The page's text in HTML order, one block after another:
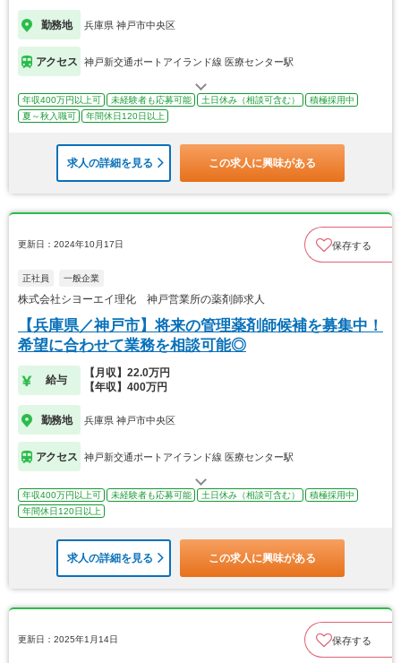
勤務地 兵庫県 神戸市中央区
アクセス 神戸新交通ポートアイランド線 医療センター駅
年収400万円以上可 未経験者も応募可能 土日休み（相談可含む）
積極採用中
夏～秋入職可
年間休日120日以上
求人の詳細を見る この求人に興味がある
更新日：2024年10月17日 保存する
正社員 一般企業
株式会社シヨーエイ理化 神戸営業所の薬剤師求人
【兵庫県／神戸市】将来の管理薬剤師候補を募集中！
希望に合わせて業務を相談可能◎
給与
【月収】22.0万円
【年収】400万円
勤務地 兵庫県 神戸市中央区
アクセス 神戸新交通ポートアイランド線 医療センター駅
年収400万円以上可 未経験者も応募可能 土日休み（相談可含む）
積極採用中
年間休日120日以上
求人の詳細を見る この求人に興味がある
更新日：2025年1月14日 保存する